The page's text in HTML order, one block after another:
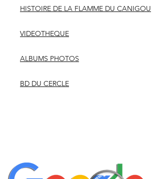
HISTOIRE DE LA FLAMME DU CANIGOU
VIDEOTHEQUE
ALBUMS PHOTOS
BD DU CERCLE